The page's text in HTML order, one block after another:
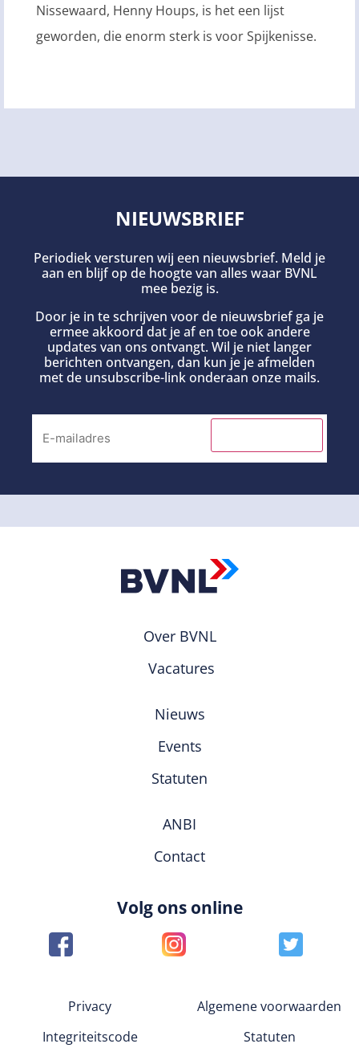
Nissewaard, Henny Houps, is het een lijst
geworden, die enorm sterk is voor Spijkenisse.
NIEUWSBRIEF
Periodiek versturen wij een nieuwsbrief. Meld je
aan en blijf op de hoogte van alles waar BVNL
mee bezig is.
Door je in te schrijven voor de nieuwsbrief ga je
ermee akkoord dat je af en toe ook andere
updates van ons ontvangt. Wil je niet langer
berichten ontvangen, dan kun je je afmelden
met de unsubscribe-link onderaan onze mails.
Over BVNL
Vacatures
Nieuws
Events
Statuten
ANBI
Contact
Volg ons online
Privacy
Algemene voorwaarden
Integriteitscode
Statuten